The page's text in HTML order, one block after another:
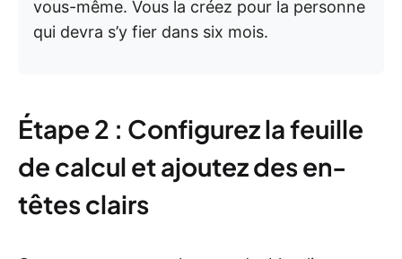
vous-même. Vous la créez pour la personne
qui devra s’y fier dans six mois.
Étape 2 : Configurez la feuille
de calcul et ajoutez des en-
têtes clairs